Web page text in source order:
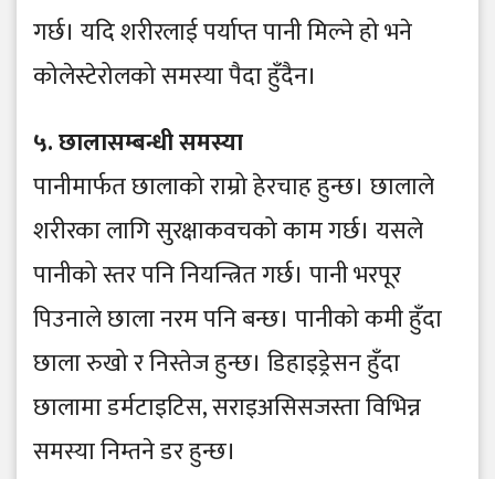
गर्छ। यदि शरीरलाई पर्याप्त पानी मिल्ने हो भने
कोलेस्टेरोलको समस्या पैदा हुँदैन।
५. छालासम्बन्धी समस्या
पानीमार्फत छालाको राम्रो हेरचाह हुन्छ। छालाले
शरीरका लागि सुरक्षाकवचको काम गर्छ। यसले
पानीको स्तर पनि नियन्त्रित गर्छ। पानी भरपूर
पिउनाले छाला नरम पनि बन्छ। पानीको कमी हुँदा
छाला रुखो र निस्तेज हुन्छ। डिहाइड्रेसन हुँदा
छालामा डर्मटाइटिस, सराइअसिसजस्ता विभिन्न
समस्या निम्तने डर हुन्छ।